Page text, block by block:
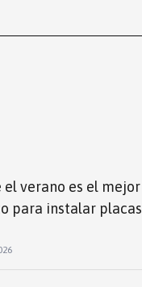
el verano es el mejor
para instalar placas